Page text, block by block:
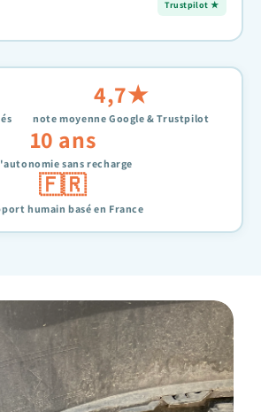
Trustpilot ★
4,7★
note moyenne Google & Trustpilot
10 ans
sans recharge
🇫🇷
humain basé en France